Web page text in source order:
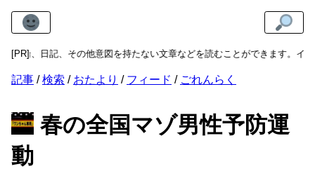
[PR]
、その他意図を持たない文章などを読むことができます。インターネッ
記事 検索 おたより フィード ごれんらく
春の全国マゾ男性予防運
動